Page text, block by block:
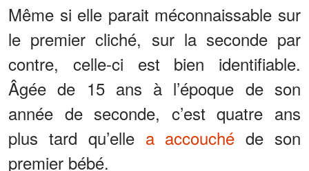
Même si elle parait méconnaissable sur
le premier cliché, sur la seconde par
contre, celle-ci est bien identifiable.
Âgée de 15 ans à l’époque de son
année de seconde, c’est quatre ans
plus tard qu’elle a accouché de son
premier bébé.